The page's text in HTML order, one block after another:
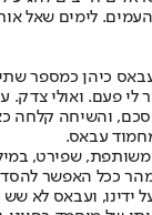
לימים שאל
כיהן כמספר
לי פעם. ואולי
על ההסכם,
עבאס.
ככל האפשר
ועבאס לא שש